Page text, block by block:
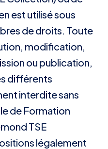
est utilisé sous
de droits. Toute
modification,
ou publication,
différents
interdite sans
de Formation
TSE
légalement